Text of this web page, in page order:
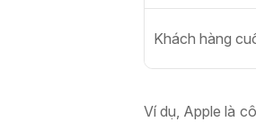
Khách hàng
Ví dụ, Apple là